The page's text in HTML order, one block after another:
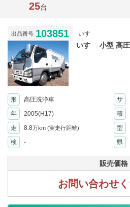
25台
出品番号 103851 いすゞ
いすゞ 小型 高
形 高圧洗浄車 サ
年
2005(H17) 積
走 8.8万km (実走行距離) 型
検
- 県
販売価格
お問い合わせく